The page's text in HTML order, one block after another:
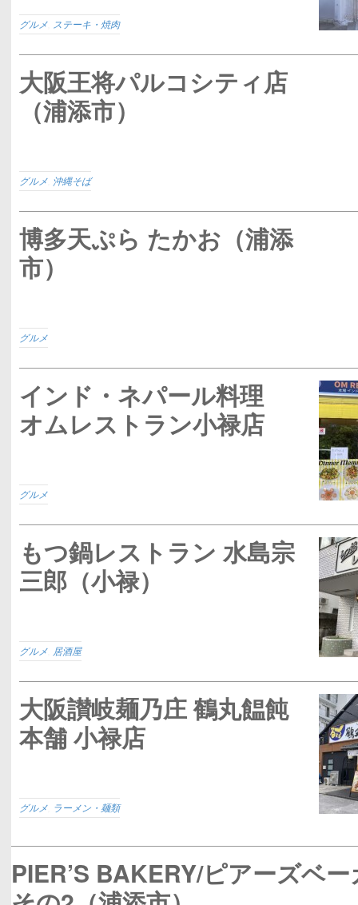
グルメ ステーキ・焼肉
大阪王将パルコシティ店
（浦添市）
グルメ 沖縄そば
博多天ぷら たかお（浦添
市）
グルメ
インド・ネパール料理
オムレストラン小禄店
グルメ
もつ鍋レストラン 水島宗
三郎（小禄）
グルメ 居酒屋
大阪讃岐麺乃庄 鶴丸饂飩
本舗 小禄店
グルメ ラーメン・麺類
PIER’S BAKERY/ピアーズベ